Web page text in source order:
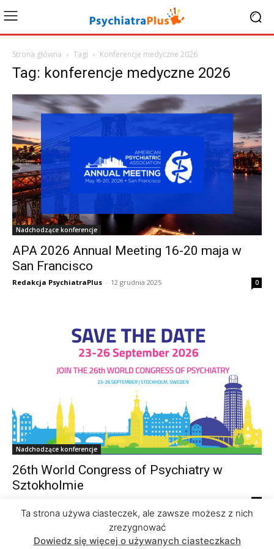
Strona główna Tagi Konferencje medyczne 2026
Tag: konferencje medyczne 2026
Nadchodzące konferencje
APA 2026 Annual Meeting 16-20 maja w
San Francisco
Redakcja PsychiatraPlus - 12 grudnia 2025 0
Nadchodzące konferencje
26th World Congress of Psychiatry w
Sztokholmie
0
Ta strona używa ciasteczek, ale zawsze możesz z nich
zrezygnować
Dowiedz się więcej o używanych ciasteczkach